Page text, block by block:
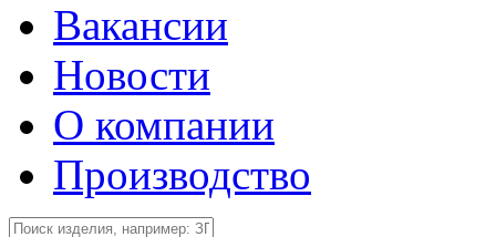
Вакансии
Новости
О компании
Производство